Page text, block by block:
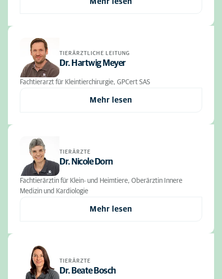
TIERÄRZTLICHE LEITUNG
Dr. Hartwig Meyer
Fachtierarzt für Kleintierchirurgie, GPCert SAS
Mehr lesen
TIERÄRZTE
Dr. Nicole Dorn
Fachtierärztin für Klein- und Heimtiere, Oberärztin Innere
Medizin und Kardiologie
Mehr lesen
TIERÄRZTE
Dr. Beate Bosch